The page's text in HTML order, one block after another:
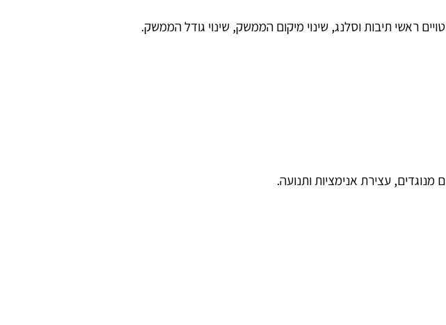
ראשי תיבות וסלנג, שינוי מיקום הממשק, שינוי גודל הממשק.
מנוגדים, עצירת אנימציות ותנועה.